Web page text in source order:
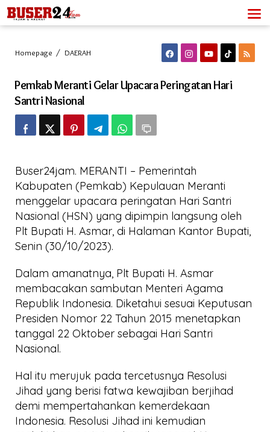
Lewati
ke
konten
Homepage / DAERAH
Upacara
Peringatan
Santri
Nasional
Pemkab Meranti Gelar Upacara Peringatan Hari
Santri Nasional
Buser24jam. MERANTI – Pemerintah
Kabupaten (Pemkab) Kepulauan Meranti
menggelar upacara peringatan Hari Santri
Nasional (HSN) yang dipimpin langsung oleh
Plt Bupati H. Asmar, di Halaman Kantor Bupati,
Senin (30/10/2023).
Dalam amanatnya, Plt Bupati H. Asmar
membacakan sambutan Menteri Agama
Republik Indonesia. Diketahui sesuai Keputusan
Presiden Nomor 22 Tahun 2015 menetapkan
tanggal 22 Oktober sebagai Hari Santri
Nasional.
Hal itu merujuk pada tercetusnya Resolusi
Jihad yang berisi fatwa kewajiban berjihad
demi mempertahankan kemerdekaan
Indonesia. Resolusi Jihad ini kemudian